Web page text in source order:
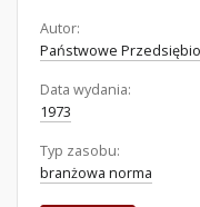
Autor:
Państwowe
Data wydania:
1973
Typ zasobu:
branżowa norma